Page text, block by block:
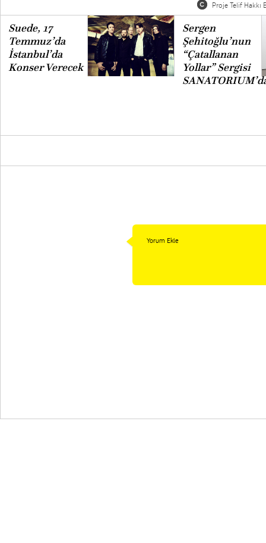
Proje Telif Hakkı
Suede, 17
Temmuz’da
İstanbul’da
Konser Verecek
Sergen
Şehitoğlu’nun
“Çatallanan
Yollar” Sergisi